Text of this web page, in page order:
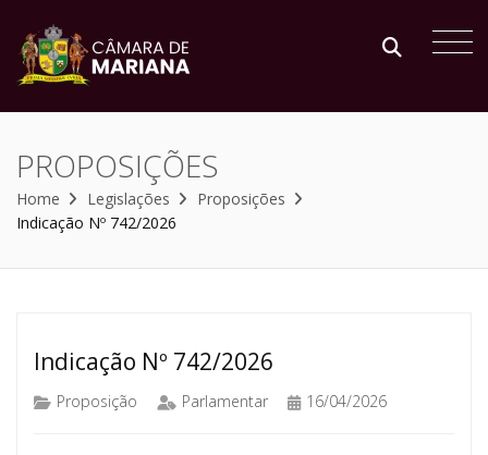
PROPOSIÇÕES
Home Legislações
Proposições
Indicação Nº 742/2026
Indicação Nº 742/2026
Proposição Parlamentar 16/04/2026